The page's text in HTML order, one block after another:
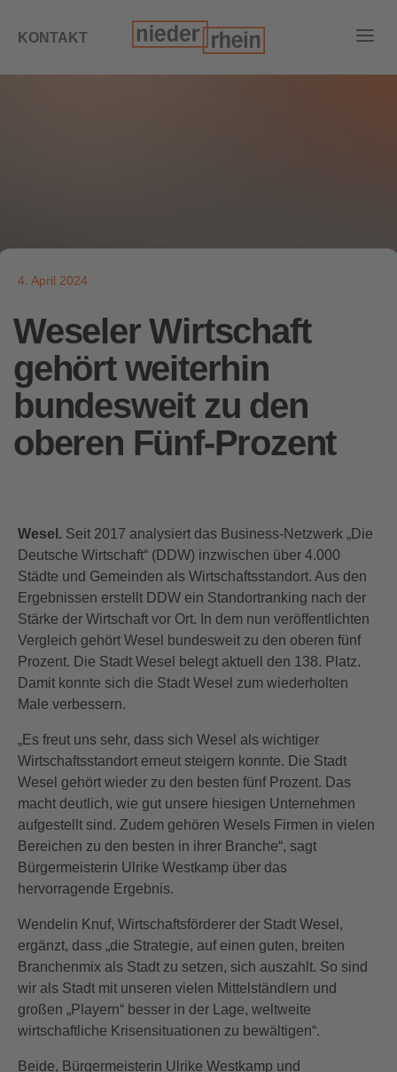
KONTAKT
4. April 2024
Weseler Wirtschaft
gehört weiterhin
bundesweit zu den
oberen Fünf-Prozent
Wesel. Seit 2017 analysiert das Business-Netzwerk „Die
Deutsche Wirtschaft“ (DDW) inzwischen über 4.000
Städte und Gemeinden als Wirtschaftsstandort. Aus den
Ergebnissen erstellt DDW ein Standortranking nach der
Stärke der Wirtschaft vor Ort. In dem nun veröffentlichten
Vergleich gehört Wesel bundesweit zu den oberen fünf
Prozent. Die Stadt Wesel belegt aktuell den 138. Platz.
Damit konnte sich die Stadt Wesel zum wiederholten
Male verbessern.
„Es freut uns sehr, dass sich Wesel als wichtiger
Wirtschaftsstandort erneut steigern konnte. Die Stadt
Wesel gehört wieder zu den besten fünf Prozent. Das
macht deutlich, wie gut unsere hiesigen Unternehmen
aufgestellt sind. Zudem gehören Wesels Firmen in vielen
Bereichen zu den besten in ihrer Branche“, sagt
Bürgermeisterin Ulrike Westkamp über das
hervorragende Ergebnis.
Wendelin Knuf, Wirtschaftsförderer der Stadt Wesel,
ergänzt, dass „die Strategie, auf einen guten, breiten
Branchenmix als Stadt zu setzen, sich auszahlt. So sind
wir als Stadt mit unseren vielen Mittelständlern und
großen „Playern“ besser in der Lage, weltweite
wirtschaftliche Krisensituationen zu bewältigen“.
Beide, Bürgermeisterin Ulrike Westkamp und